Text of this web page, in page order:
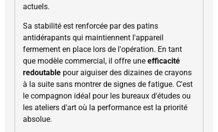
actuels.
Sa stabilité est renforcée par des patins
antidérapants qui maintiennent l'appareil
fermement en place lors de l'opération. En tant
que modèle commercial, il offre une efficacité
redoutable pour aiguiser des dizaines de crayons
à la suite sans montrer de signes de fatigue. C'est
le compagnon idéal pour les bureaux d'études ou
les ateliers d'art où la performance est la priorité
absolue.